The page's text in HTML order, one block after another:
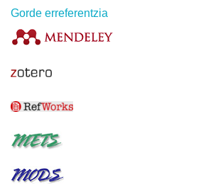
Gorde erreferentzia